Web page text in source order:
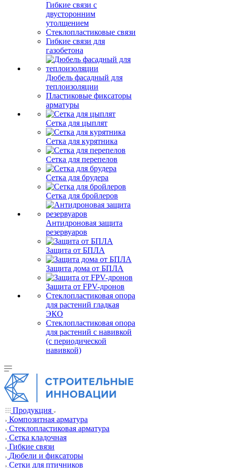
Гибкие связи с
двусторонним
утолщением
Стеклопластиковые связи
Гибкие связи для
газобетона
Дюбель фасадный для
теплоизоляции
Пластиковые фиксаторы
арматуры
Сетка для цыплят
Сетка для курятника
Сетка для перепелов
Сетка для брудера
Сетка для бройлеров
Антидроновая защита
резервуаров
Защита от БПЛА
Защита дома от БПЛА
Защита от FPV-дронов
Стеклопластиковая опора
для растений гладкая
ЭКО
Стеклопластиковая опора
для растений с навивкой
(с периодической
навивкой)
Продукция
Композитная арматура
Cтеклопластиковая арматура
Сетка кладочная
Гибкие связи
Дюбели и фиксаторы
Сетки для птичников